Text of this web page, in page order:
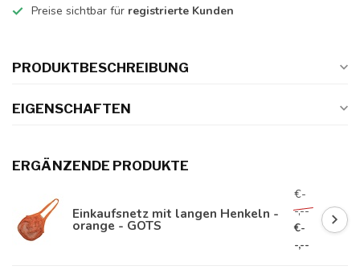
Preise sichtbar für registrierte Kunden
PRODUKTBESCHREIBUNG
EIGENSCHAFTEN
ERGÄNZENDE PRODUKTE
Einkaufsnetz mit langen Henkeln -
orange - GOTS
€-
-,--
€-
-,--